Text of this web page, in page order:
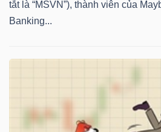
tắt là “MSVN”), thành viên của
Banking...
LƯỢNG